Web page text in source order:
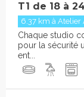
T1 de 18 à
6.37 km à Atelier
Chaque studio
pour la sécurité
ent...